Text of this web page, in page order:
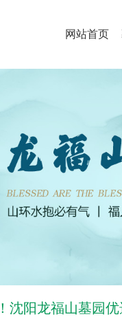
网站首页
沈阳龙福山墓园